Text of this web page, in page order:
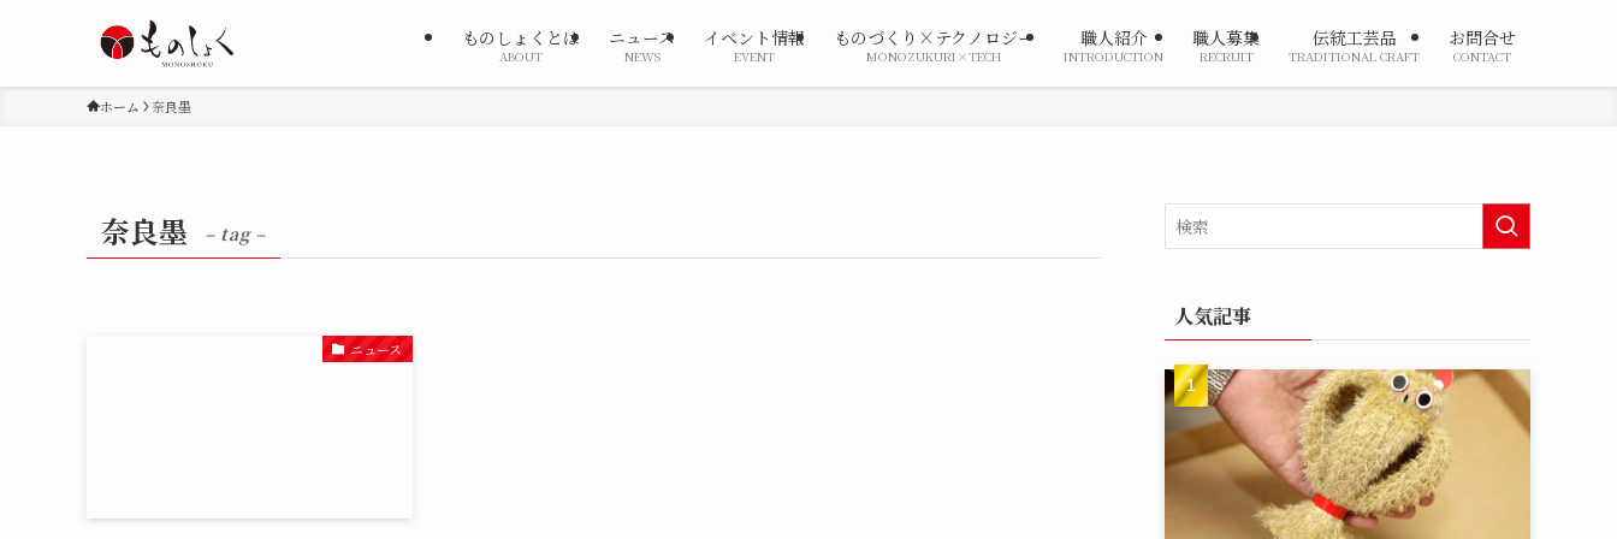
ものしょくとは
ABOUT
ニュース
NEWS
イベント情報
EVENT
ものづくり×テクノロジー
MONOZUKURI×TECH
職人紹介
INTRODUCTION
職人募集
RECRUIT
伝統工芸品
TRADITIONAL CRAFT
お問合せ
CONTACT
ホーム 奈良墨
奈良墨 – tag –
ニュース
人気記事